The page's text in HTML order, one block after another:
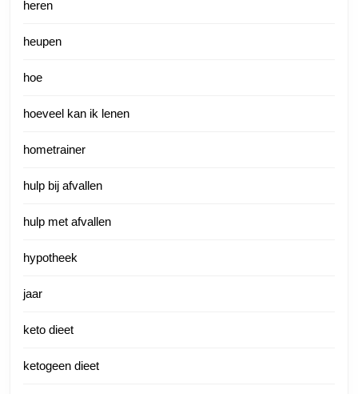
heren
heupen
hoe
hoeveel kan ik lenen
hometrainer
hulp bij afvallen
hulp met afvallen
hypotheek
jaar
keto dieet
ketogeen dieet